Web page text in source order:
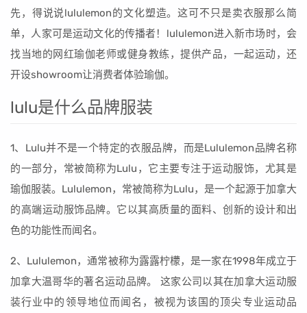
先，得说说lululemon的文化塑造。这可不只是卖衣服那么简
单，人家可是运动文化的传播者！lululemon进入新市场时，会
找当地的网红瑜伽老师或健身教练，提供产品，一起运动，还
开设showroom让消费者体验瑜伽。
lulu是什么品牌服装
1、Lulu并不是一个特定的衣服品牌，而是Lululemon品牌名称
的一部分，常被简称为Lulu，它主要专注于运动服饰，尤其是
瑜伽服装。Lululemon，常被简称为Lulu，是一个起源于加拿大
的高端运动服饰品牌。它以其高质量的面料、创新的设计和出
色的功能性而闻名。
2、Lululemon，通常被称为露露柠檬，是一家在1998年成立于
加拿大温哥华的著名运动品牌。 这家公司以其在加拿大运动服
装行业中的领导地位而闻名，被视为该国的顶尖专业运动品